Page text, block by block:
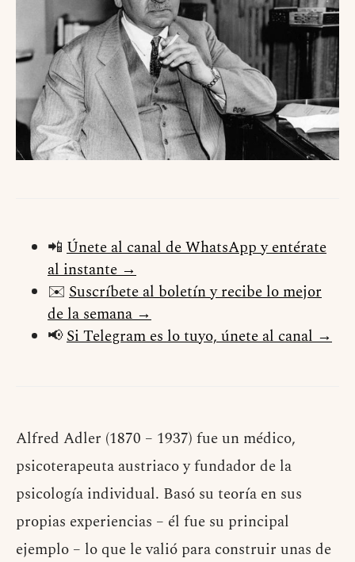
📲 Únete al canal de WhatsApp y entérate
al instante →
✉️ Suscríbete al boletín y recibe lo mejor
de la semana →
📢Si Telegram es lo tuyo, únete al canal →
Alfred Adler (1870 – 1937) fue un médico,
psicoterapeuta austriaco y fundador de la
psicología individual. Basó su teoría en sus
propias experiencias – él fue su principal
ejemplo – lo que le valió para construir unas de